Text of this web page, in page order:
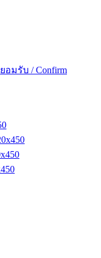
ยอมรับ / Confirm